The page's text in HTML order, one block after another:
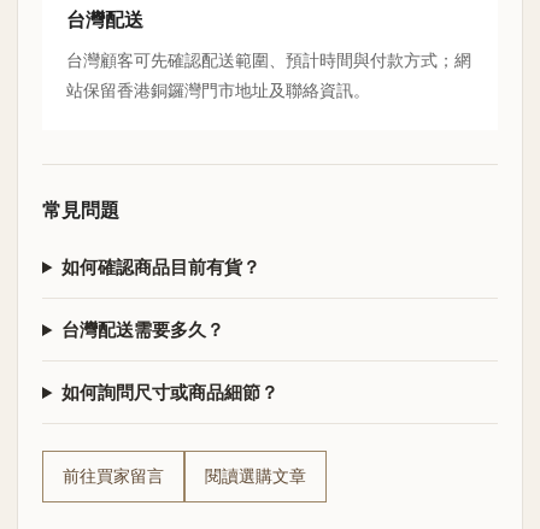
台灣配送
台灣顧客可先確認配送範圍、預計時間與付款方式；網
站保留香港銅鑼灣門市地址及聯絡資訊。
常見問題
如何確認商品目前有貨？
台灣配送需要多久？
如何詢問尺寸或商品細節？
前往買家留言 閱讀選購文章